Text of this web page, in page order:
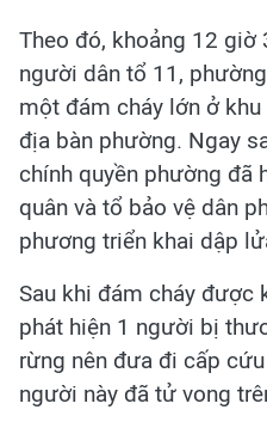
Theo đó, khoảng 12 giờ
người dân tổ 11,
một đám cháy lớn ở
địa bàn phường. Ngay
chính quyền phường đã
quân và tổ bảo vệ dân
phương triển khai dập
Sau khi đám cháy được
phát hiện 1 người bị
rừng nên đưa đi cấp
người này đã tử vong